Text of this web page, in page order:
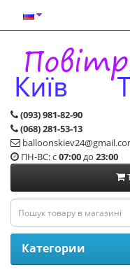
(093) 981-82-90
(068) 281-53-13
ПН-ВС: с07:00до 23:00
Категории